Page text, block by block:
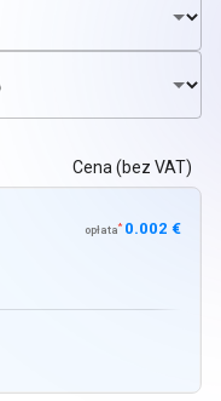
Cena (bez VAT)
opłata* 0.002 €